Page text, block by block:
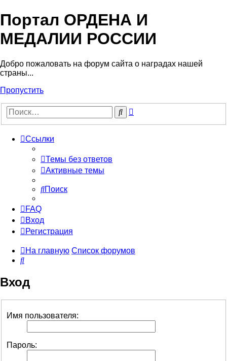
Портал ОРДЕНА И
МЕДАЛИИ РОССИИ
Добро пожаловать на форум сайта о наградах нашей
страны...
Пропустить
Поиск
Ссылки
Темы без ответов
Активные темы
Поиск
FAQ
Вход
Регистрация
На главную Список форумов
Поиск
Вход
Имя пользователя:
Пароль: